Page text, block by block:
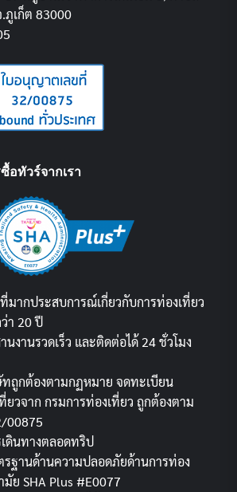
.ภูเก็ต 83000
อทัวร์จากเรา
มากประสบการณ์เกี่ยวกับการท่องเที่ยว
า 20 ปี
งานรวดเร็ว และติดต่อได้ 24 ชั่วโมง
ถูกต้องตามกฏหมาย จดทะเบียน
ยวจาก กรมการท่องเที่ยว ถูกต้องตาม
00875
ดินทางตลอดทริป
รฐานด้านความปลอดภัยด้านการท่อง
ย SHA Plus #E0077